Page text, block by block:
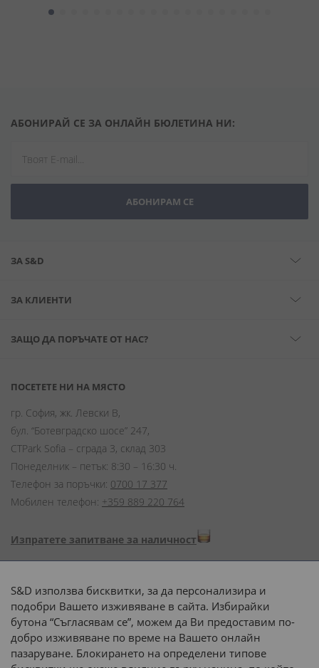
АБОНИРАЙ СЕ ЗА ОНЛАЙН БЮЛЕТИНА НИ:
АБОНИРАМ СЕ
ЗА S&D
ЗА КЛИЕНТИ
ЗАЩО ДА ПОРЪЧАТЕ ОТ НАС?
ПОСЕТЕТЕ НИ НА МЯСТО
гр. София, жк. Левски В,
бул. “Ботевградско шосе” 247,
CTPark Sofia – сграда 3, склад 303
Понеделник – петък: 8:30 – 16:30 ч.
Телефон за поръчки: 0700 17 377
Мобилен телефон: +359 889 220 764
Изпратете запитване за наличност
Начини на плащане:
Доставка до адрес с:
S&D използва бисквитки, за да персонализира и
подобри Вашето изживяване в сайта. Избирайки
бутона “Съгласявам се”, можем да Ви предоставим по-
добро изживяване по време на Вашето онлайн
пазаруване. Блокирането на определени типове